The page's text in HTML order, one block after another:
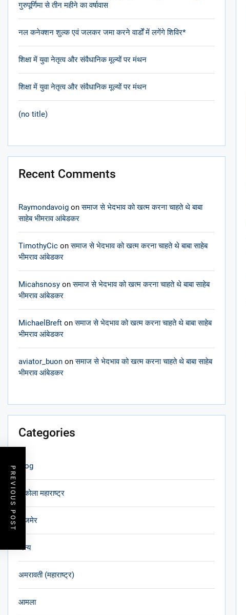
PREVIOUS POST
गुरुपूर्णिमा से तीन महीने का वर्षावास
नल कनेक्शन शुल्क एवं जलकर जमा करने वार्डों में लगेंगे शिविर*
शिक्षा में युवा नेतृत्व और संवैधानिक मूल्यों पर मंथन
शिक्षा में युवा नेतृत्व और संवैधानिक मूल्यों पर मंथन
(no title)
Recent Comments
Raymondavoig onसमाज से भेदभाव को खत्म करना चाहते थे बाबा
साहेब भीमराव आंबेडकर
TimothyCic onसमाज से भेदभाव को खत्म करना चाहते थे बाबा साहेब
भीमराव आंबेडकर
Micahsnosy onसमाज से भेदभाव को खत्म करना चाहते थे बाबा साहेब
भीमराव आंबेडकर
MichaelBreft onसमाज से भेदभाव को खत्म करना चाहते थे बाबा साहेब
भीमराव आंबेडकर
aviator_buon onसमाज से भेदभाव को खत्म करना चाहते थे बाबा साहेब
भीमराव आंबेडकर
Categories
blog
अकोला महाराष्ट्र
अजमेर
अन्य
अमरावती (महाराष्ट्र)
आमला